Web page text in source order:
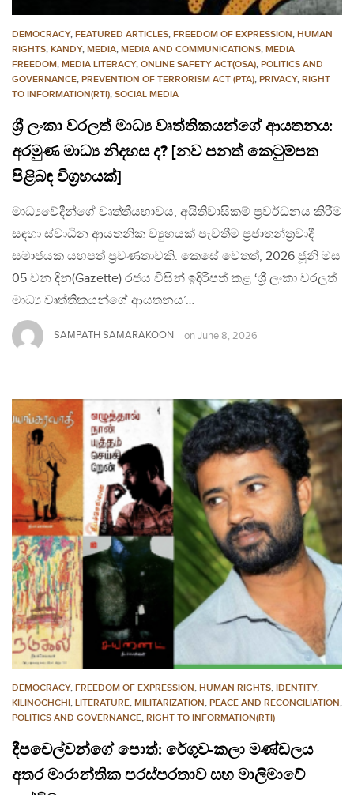
DEMOCRACY, FEATURED ARTICLES, FREEDOM OF EXPRESSION, HUMAN
RIGHTS, KANDY, MEDIA, MEDIA AND COMMUNICATIONS, MEDIA
FREEDOM, MEDIA LITERACY, ONLINE SAFETY ACT(OSA), POLITICS AND
GOVERNANCE, PREVENTION OF TERRORISM ACT (PTA), PRIVACY, RIGHT
TO INFORMATION(RTI), SOCIAL MEDIA
ශ්‍රී ලංකා වරලත් මාධ්‍ය වෘත්තිකයන්ගේ ආයතනය:
අරමුණ මාධ්‍ය නිදහස ද? [නව පනත් කෙටුම්පත
පිළිබඳ විග්‍රහයක්]
මාධ්‍යවේදීන්ගේ වෘත්තීයභාවය, අයිතිවාසිකම් ප්‍රවර්ධනය කිරීම
සඳහා ස්වාධීන ආයතනික ව්‍යුහයක් පැවතීම ප්‍රජාතන්ත්‍රවාදී
සමාජයක යහපත් ප්‍රවණතාවකි. කෙසේ වෙතත්, 2026 ජූනි මස
05 වන දින(Gazette) රජය විසින් ඉදිරිපත් කළ ‘ශ්‍රී ලංකා වරලත්
මාධ්‍ය වෘත්තිකයන්ගේ ආයතනය’…
SAMPATH SAMARAKOON on June 8, 2026
DEMOCRACY, FREEDOM OF EXPRESSION, HUMAN RIGHTS, IDENTITY,
KILINOCHCHI, LITERATURE, MILITARIZATION, PEACE AND RECONCILIATION,
POLITICS AND GOVERNANCE, RIGHT TO INFORMATION(RTI)
දීපචෙල්වන්ගේ පොත්: රේගුව-කලා මණ්ඩලය
අතර මාරාන්තික පරස්පරතාව සහ මාලිමාවේ